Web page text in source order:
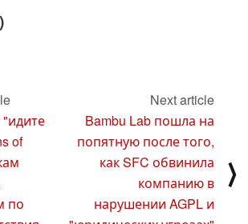
of
по
Next article
Bambu Lab пошла на
попятную после того,
как SFC обвинила
компанию в
нарушении AGPL и
⟩